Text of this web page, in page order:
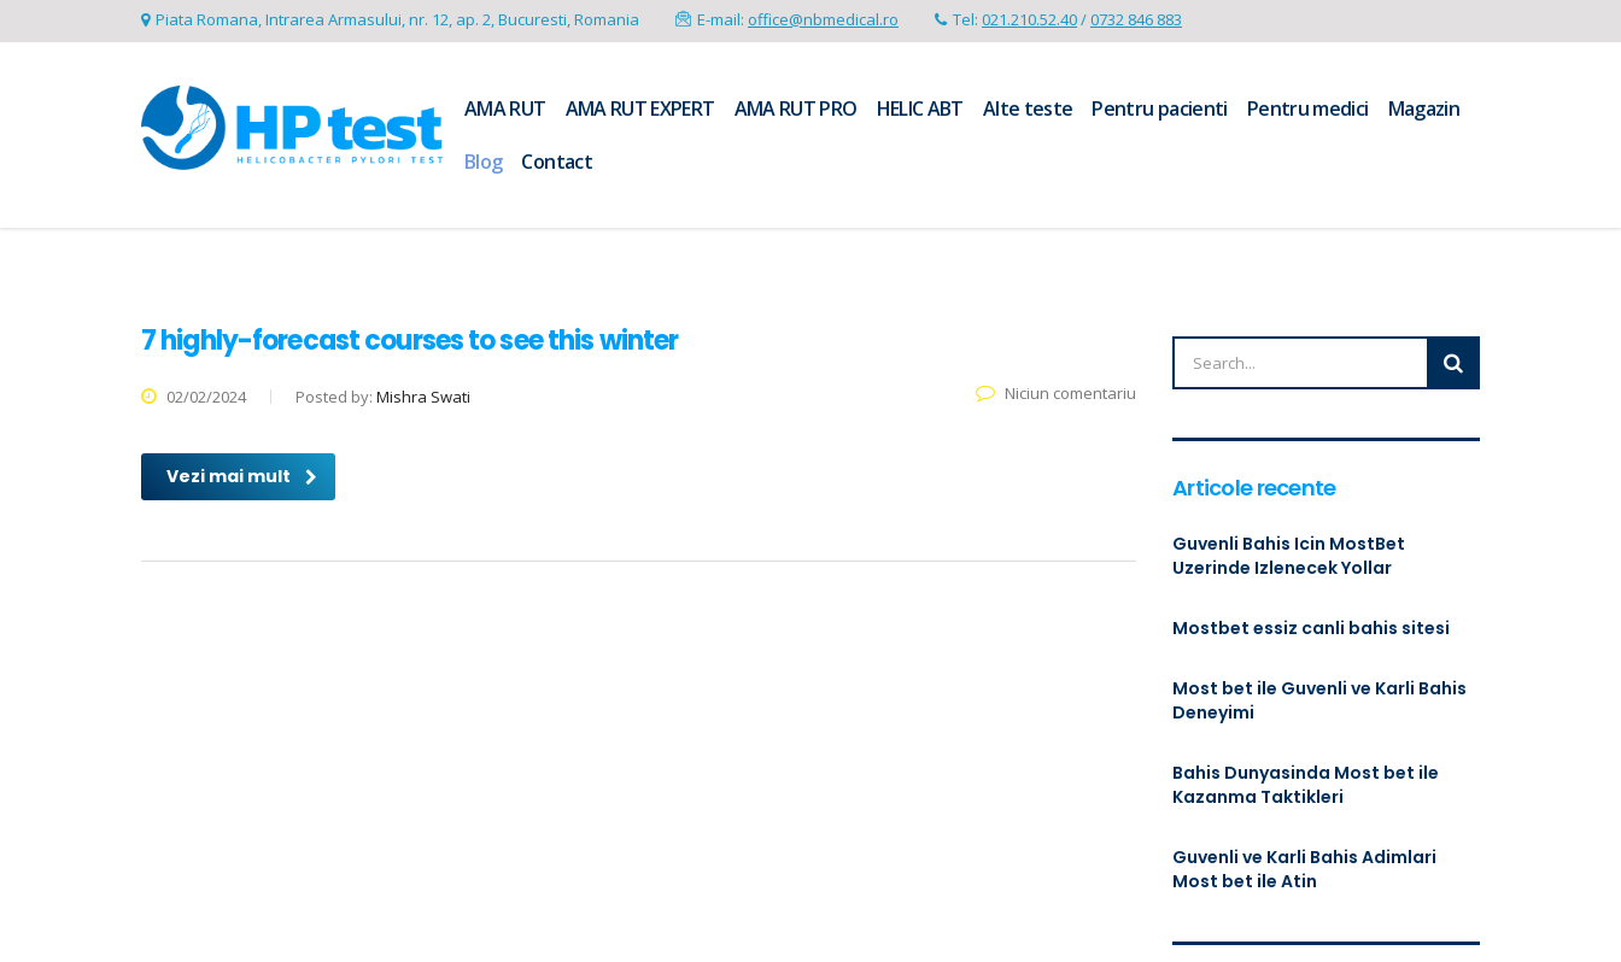
Piata Romana, Intrarea Armasului, nr. 12, ap. 2, Bucuresti, Romania E-mail: office@nbmedical.ro Tel: 021.210.52.40/0732 846 883
AMA RUT AMA RUT EXPERT AMA RUT PRO HELIC ABT Alte teste Pentru pacienti Pentru medici
Magazin
Blog
Contact
7 highly-forecast courses to see this winter
02/02/2024 Posted by: Mishra Swati Niciun comentariu
Vezi mai mult Articole recente
Guvenli Bahis Icin MostBet
Uzerinde Izlenecek Yollar
Mostbet essiz canli bahis sitesi
Most bet ile Guvenli ve Karli Bahis
Deneyimi
Bahis Dunyasinda Most bet ile
Kazanma Taktikleri
Guvenli ve Karli Bahis Adimlari
Most bet ile Atin